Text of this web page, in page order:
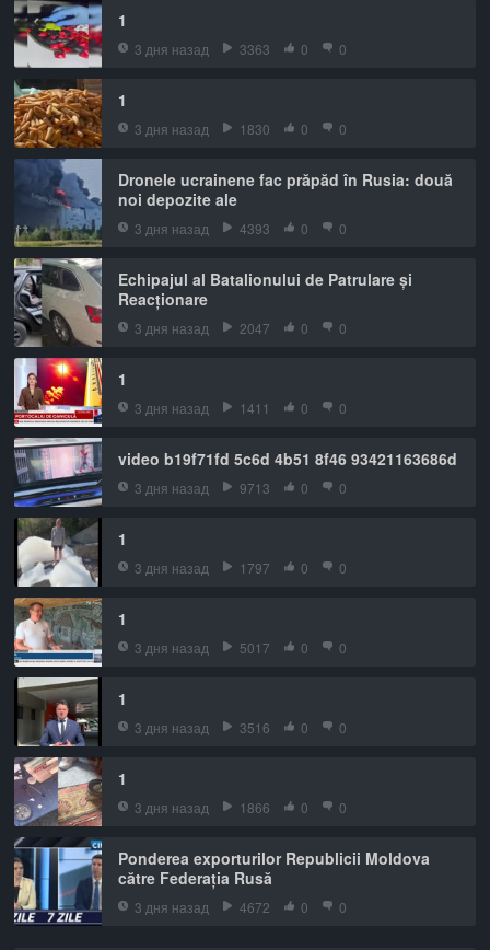
1
3 дня назад 3363 0 0
1
3 дня назад 1830 0 0
Dronele ucrainene fac prăpăd în Rusia: două
noi depozite ale
3 дня назад 4393 0 0
Echipajul al Batalionului de Patrulare și
Reacționare
3 дня назад 2047 0 0
1
3 дня назад 1411 0 0
video b19f71fd 5c6d 4b51 8f46 93421163686d
3 дня назад 9713 0 0
1
3 дня назад 1797 0 0
1
3 дня назад 5017 0 0
1
3 дня назад 3516 0 0
1
3 дня назад 1866 0 0
Ponderea exporturilor Republicii Moldova
către Federația Rusă
3 дня назад 4672 0 0